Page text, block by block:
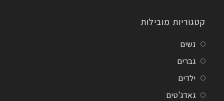
קטגוריות מובילות
נשים
גברים
ילדים
גאדג'טים